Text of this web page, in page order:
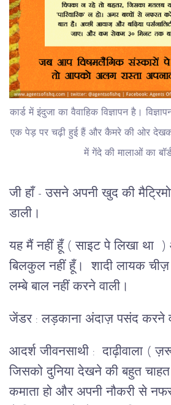
कार्ड में इंदुजा का वैवाहिक विज्ञापन है।
एक पेड़ पर चढ़ी हुई हैं और कैमरे की ओर
में गेंदे की मालाओं का
जी हाँ - उसने अपनी खुद की
डाली।
यह मैं नहीं हूँ ( साइट पे लिखा था
बिलकुल नहीं हूँ। शादी लायक
लम्बे बाल नहीं करने वाली।
जेंडर : लड़काना अंदाज़ पसंद करने
आदर्श जीवनसाथी : दाढ़ीवाला (
जिसको दुनिया देखने की बहुत
कमाता हो और अपनी नौकरी से